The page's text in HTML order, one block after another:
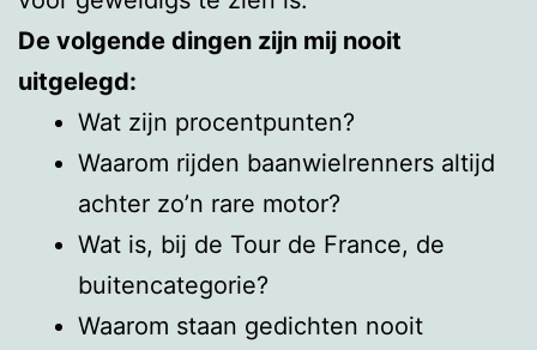
De volgende dingen zijn mij nooit
uitgelegd:
Wat zijn procentpunten?
Waarom rijden baanwielrenners altijd
achter zo’n rare motor?
Wat is, bij de Tour de France, de
buitencategorie?
Waarom staan gedichten nooit